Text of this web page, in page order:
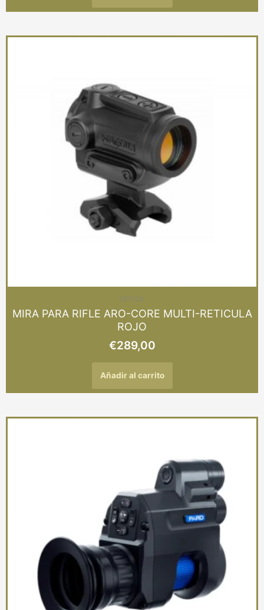
OPTICA
MIRA PARA RIFLE ARO-CORE MULTI-RETICULA
ROJO
€289,00
Añadir al carrito